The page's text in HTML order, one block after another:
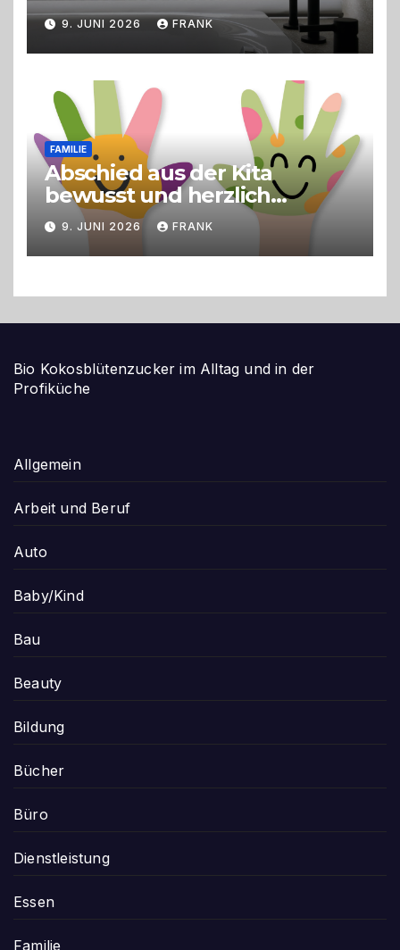
9. JUNI 2026 FRANK
FAMILIE
Abschied aus der Kita
bewusst und herzlich
gestalten
9. JUNI 2026 FRANK
Bio Kokosblütenzucker im Alltag und in der
Profiküche
Allgemein
Arbeit und Beruf
Auto
Baby/Kind
Bau
Beauty
Bildung
Bücher
Büro
Dienstleistung
Essen
Familie